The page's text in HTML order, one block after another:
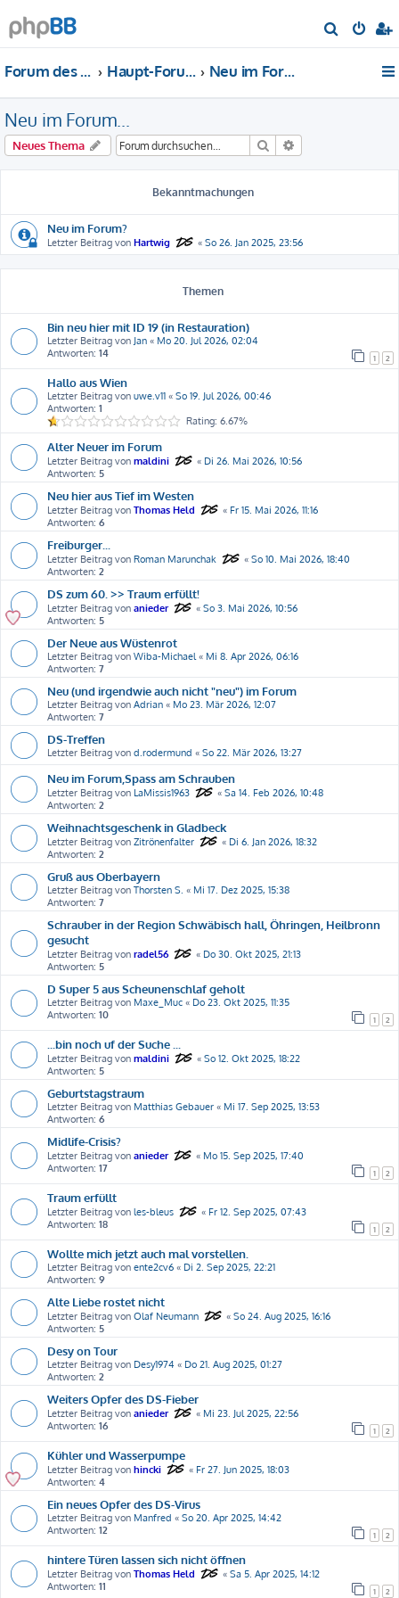
u
Forum des DS-Club Deutschland e.V. Haupt-Forum Neu im Forum...
Neu im Forum...
Neues Thema Suche
Bekanntmachungen
Neu im Forum?
Letzter Beitrag von Hartwig « So 26. Jan 2025, 23:56
Themen
Bin neu hier mit ID 19 (in Restauration)
Letzter Beitrag von Jan « Mo 20. Jul 2026, 02:04
Antworten: 14 1 2
Hallo aus Wien
Letzter Beitrag von uwe.v11 « So 19. Jul 2026, 00:46
Antworten: 1
Rating: 6.67%
Alter Neuer im Forum
Letzter Beitrag von maldini « Di 26. Mai 2026, 10:56
Antworten: 5
Neu hier aus Tief im Westen
Letzter Beitrag von Thomas Held « Fr 15. Mai 2026, 11:16
Antworten: 6
Freiburger...
Letzter Beitrag von Roman Marunchak « So 10. Mai 2026, 18:40
Antworten: 2
DS zum 60. >> Traum erfüllt!
Letzter Beitrag von anieder « So 3. Mai 2026, 10:56
Antworten: 5
Der Neue aus Wüstenrot
Letzter Beitrag von Wiba-Michael« Mi 8. Apr 2026, 06:16
Antworten: 7
Neu (und irgendwie auch nicht "neu") im Forum
Letzter Beitrag von Adrian « Mo 23. Mär 2026, 12:07
Antworten: 7
DS-Treffen
Letzter Beitrag von d.rodermund « So 22. Mär 2026, 13:27
Neu im Forum,Spass am Schrauben
Letzter Beitrag von LaMissis1963 « Sa 14. Feb 2026, 10:48
Antworten: 2
Weihnachtsgeschenk in Gladbeck
Letzter Beitrag von Zitrönenfalter « Di 6. Jan 2026, 18:32
Antworten: 2
Gruß aus Oberbayern
Letzter Beitrag von Thorsten S. « Mi 17. Dez 2025, 15:38
Antworten: 7
Schrauber in der Region Schwäbisch hall, Öhringen, Heilbronn
gesucht
Letzter Beitrag von radel56 « Do 30. Okt 2025, 21:13
Antworten: 5
D Super 5 aus Scheunenschlaf geholt
Letzter Beitrag von Maxe_Muc « Do 23. Okt 2025, 11:35
Antworten: 10 1 2
...bin noch uf der Suche ...
Letzter Beitrag von maldini « So 12. Okt 2025, 18:22
Antworten: 5
Geburtstagstraum
Letzter Beitrag von Matthias Gebauer « Mi 17. Sep 2025, 13:53
Antworten: 6
Midlife-Crisis?
Letzter Beitrag von anieder « Mo 15. Sep 2025, 17:40
Antworten: 17 1 2
Traum erfüllt
Letzter Beitrag von les-bleus « Fr 12. Sep 2025, 07:43
Antworten: 18 1 2
Wollte mich jetzt auch mal vorstellen.
Letzter Beitrag von ente2cv6 « Di 2. Sep 2025, 22:21
Antworten: 9
Alte Liebe rostet nicht
Letzter Beitrag von Olaf Neumann « So 24. Aug 2025, 16:16
Antworten: 5
Desy on Tour
Letzter Beitrag von Desy1974 « Do 21. Aug 2025, 01:27
Antworten: 2
Weiters Opfer des DS-Fieber
Letzter Beitrag von anieder « Mi 23. Jul 2025, 22:56
Antworten: 16 1 2
Kühler und Wasserpumpe
Letzter Beitrag von hincki « Fr 27. Jun 2025, 18:03
Antworten: 4
Ein neues Opfer des DS-Virus
Letzter Beitrag von Manfred « So 20. Apr 2025, 14:42
Antworten: 12 1 2
hintere Türen lassen sich nicht öffnen
Letzter Beitrag von Thomas Held « Sa 5. Apr 2025, 14:12
Antworten: 11 1 2